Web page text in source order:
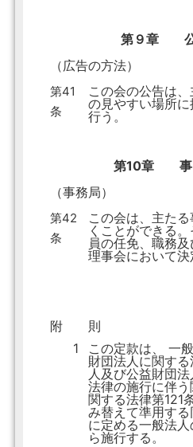
第９章
（広告の方法）
第41
条
この会の公告は
の見やすい場所
行う。
第10章
（事務局）
第42
条
この会は、主た
くことができる
員の任免、職務
理事会において決
附 則
1
この定款は、 一
財団法人に関す
人及び公益財団
法律の施行に伴
関する法律第121
み替えて準用す
に定める一般法
ら施行する。